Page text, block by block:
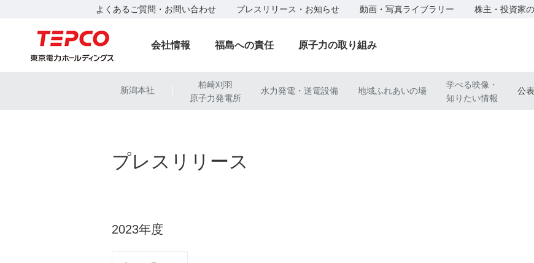
よくあるご質問・お問い合わせ プレスリリース・お知らせ 動画・写真ライブラリー 株主・投資家
会社情報 福島への責任 原子力の取り組み
新潟本社
柏崎刈羽
原子力発電所
水力発電・送電設備 地域ふれあいの場
学べる映像・
知りたい情報
公
プレスリリース
2023年度